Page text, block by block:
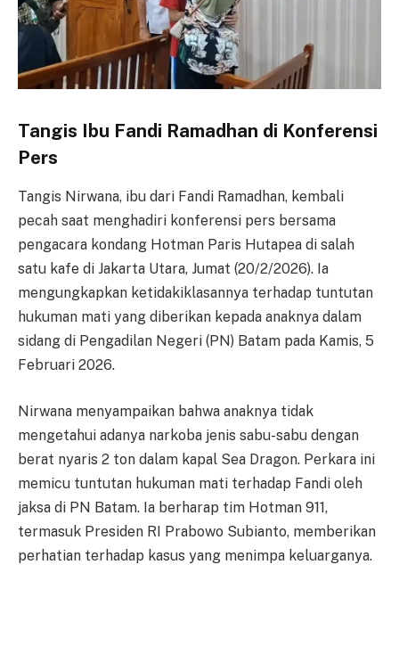
Tangis Ibu Fandi Ramadhan di Konferensi
Pers
Tangis Nirwana, ibu dari Fandi Ramadhan, kembali
pecah saat menghadiri konferensi pers bersama
pengacara kondang Hotman Paris Hutapea di salah
satu kafe di Jakarta Utara, Jumat (20/2/2026). Ia
mengungkapkan ketidakiklasannya terhadap tuntutan
hukuman mati yang diberikan kepada anaknya dalam
sidang di Pengadilan Negeri (PN) Batam pada Kamis, 5
Februari 2026.
Nirwana menyampaikan bahwa anaknya tidak
mengetahui adanya narkoba jenis sabu-sabu dengan
berat nyaris 2 ton dalam kapal Sea Dragon. Perkara ini
memicu tuntutan hukuman mati terhadap Fandi oleh
jaksa di PN Batam. Ia berharap tim Hotman 911,
termasuk Presiden RI Prabowo Subianto, memberikan
perhatian terhadap kasus yang menimpa keluarganya.